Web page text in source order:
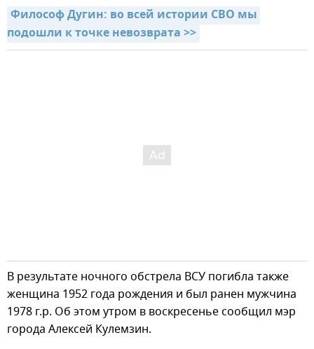
Философ Дугин: во всей истории СВО мы
подошли к точке невозврата >>
В результате ночного обстрела ВСУ погибла также
женщина 1952 года рождения и был ранен мужчина
1978 г.р. Об этом утром в воскресенье сообщил мэр
города Алексей Кулемзин.